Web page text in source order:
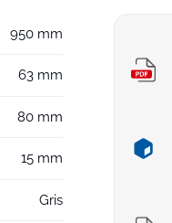
950 mm
63 mm
80 mm
15 mm
Gris